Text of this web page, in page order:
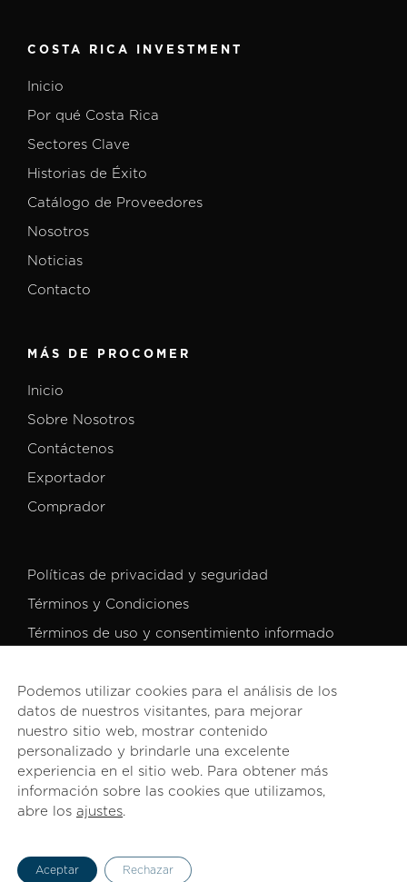
COSTA RICA INVESTMENT
Inicio
Por qué Costa Rica
Sectores Clave
Historias de Éxito
Catálogo de Proveedores
Nosotros
Noticias
Contacto
MÁS DE PROCOMER
Inicio
Sobre Nosotros
Contáctenos
Exportador
Comprador
Políticas de privacidad y seguridad
Términos y Condiciones
Términos de uso y consentimiento informado
© 2026 PROCOMER. Todos los derechos reservados.
Podemos utilizar cookies para el análisis de los
datos de nuestros visitantes, para mejorar
nuestro sitio web, mostrar contenido
personalizado y brindarle una excelente
experiencia en el sitio web. Para obtener más
información sobre las cookies que utilizamos,
abre los ajustes.
Aceptar Rechazar